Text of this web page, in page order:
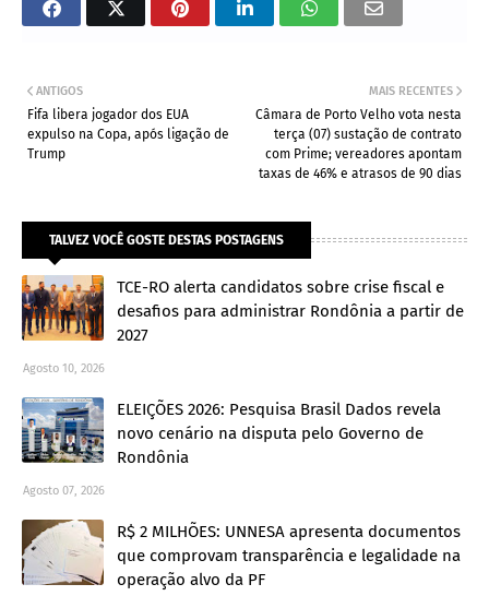
MAIS RECENTES
Câmara de Porto Velho vota nesta
terça (07) sustação de contrato
com Prime; vereadores apontam
taxas de 46% e atrasos de 90 dias
ANTIGOS
Fifa libera jogador dos EUA
expulso na Copa, após ligação de
Trump
TALVEZ VOCÊ GOSTE DESTAS POSTAGENS
TCE-RO alerta candidatos sobre crise fiscal e
desafios para administrar Rondônia a partir de
2027
Agosto 10, 2026
ELEIÇÕES 2026: Pesquisa Brasil Dados revela
novo cenário na disputa pelo Governo de
Rondônia
Agosto 07, 2026
R$ 2 MILHÕES: UNNESA apresenta documentos
que comprovam transparência e legalidade na
operação alvo da PF